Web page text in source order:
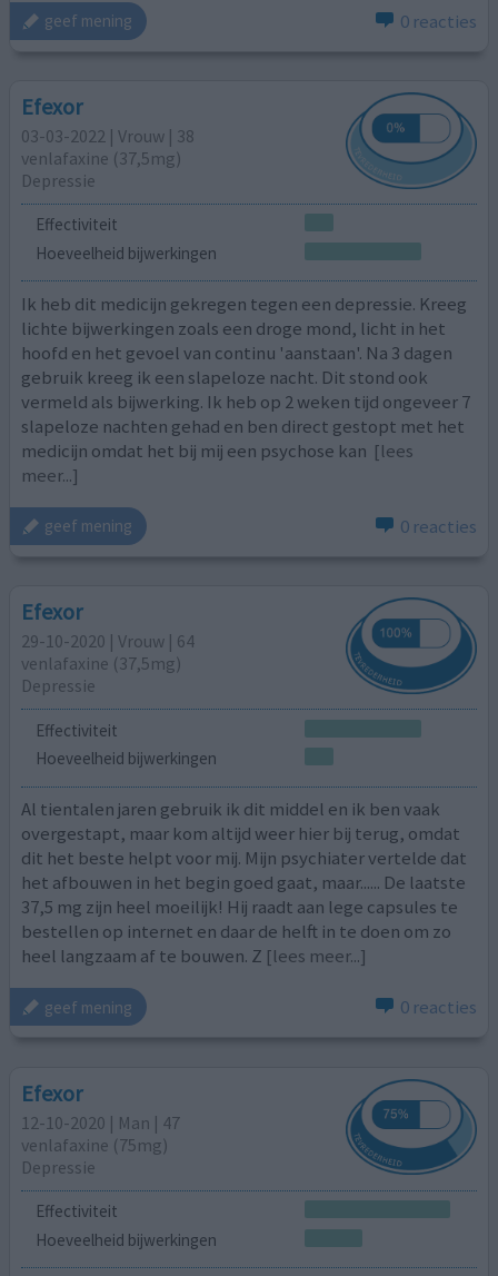
geef mening 0 reacties
Efexor
03-03-2022 | Vrouw | 38
venlafaxine (37,5mg)
Depressie
Effectiviteit
Hoeveelheid bijwerkingen
Ik heb dit medicijn gekregen tegen een depressie. Kreeg
lichte bijwerkingen zoals een droge mond, licht in het
hoofd en het gevoel van continu 'aanstaan'. Na 3 dagen
gebruik kreeg ik een slapeloze nacht. Dit stond ook
vermeld als bijwerking. Ik heb op 2 weken tijd ongeveer 7
slapeloze nachten gehad en ben direct gestopt met het
medicijn omdat het bij mij een psychose kan [lees
meer...]
geef mening 0 reacties
Efexor
29-10-2020 | Vrouw | 64
venlafaxine (37,5mg)
Depressie
Effectiviteit
Hoeveelheid bijwerkingen
Al tientalen jaren gebruik ik dit middel en ik ben vaak
overgestapt, maar kom altijd weer hier bij terug, omdat
dit het beste helpt voor mij. Mijn psychiater vertelde dat
het afbouwen in het begin goed gaat, maar...... De laatste
37,5 mg zijn heel moeilijk! Hij raadt aan lege capsules te
bestellen op internet en daar de helft in te doen om zo
heel langzaam af te bouwen. Z [lees meer...]
geef mening 0 reacties
Efexor
12-10-2020 | Man | 47
venlafaxine (75mg)
Depressie
Effectiviteit
Hoeveelheid bijwerkingen